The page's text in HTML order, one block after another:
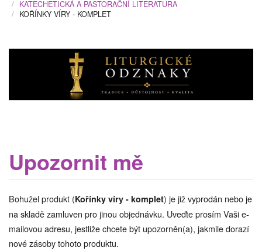
KATECHETICKÁ A PASTORAČNÍ LITERATURA
KOŘÍNKY VÍRY - KOMPLET
Upozornit mě
Bohužel produkt (Kořínky víry - komplet) je již vyprodán nebo je
na skladě zamluven pro jinou objednávku. Uveďte prosím Vaši e-
mailovou adresu, jestliže chcete být upozorněn(a), jakmile dorazí
nové zásoby tohoto produktu.